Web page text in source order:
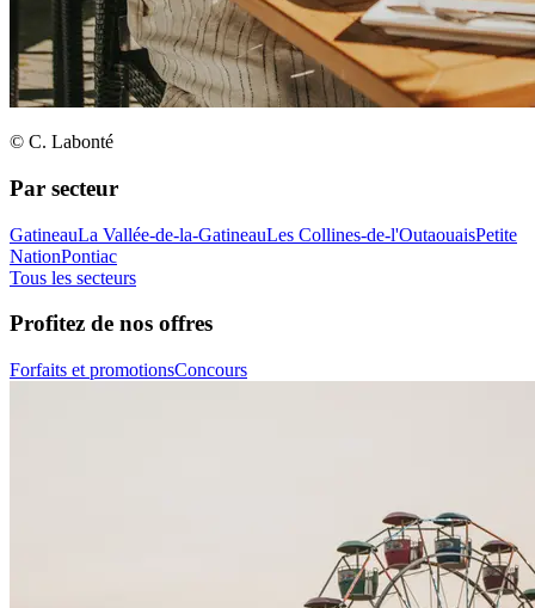
© C. Labonté
Par secteur
GatineauLa Vallée-de-la-GatineauLes Collines-de-l'OutaouaisPetite
NationPontiac
Tous les secteurs
Profitez de nos offres
Forfaits et promotionsConcours